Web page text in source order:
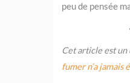
peu de pensée
Cet article est
fumer n’a jamais